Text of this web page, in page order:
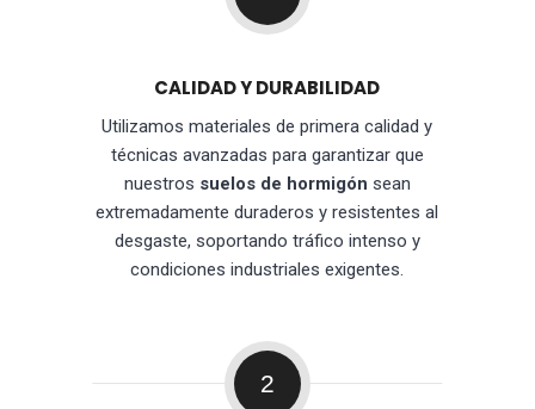
CALIDAD Y DURABILIDAD
Utilizamos materiales de primera calidad y
técnicas avanzadas para garantizar que
nuestros suelos de hormigón sean
extremadamente duraderos y resistentes al
desgaste, soportando tráfico intenso y
condiciones industriales exigentes.
2